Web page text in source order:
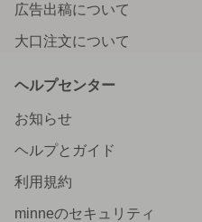
広告出稿について
大口注文について
ヘルプセンター
お知らせ
ヘルプとガイド
利用規約
minneのセキュリティ